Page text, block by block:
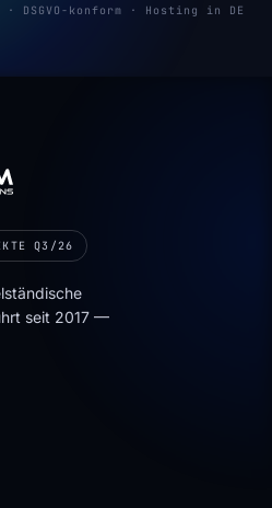
DSGVO-konform · Hosting in DE
Q3/26
seit 2017 —